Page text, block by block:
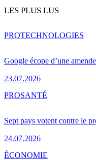
LES PLUS LUS
Google écope d’une
23.07.2026
PROTECHNOLOGIES
Sept pays votent contre le
24.07.2026
PROSANTÉ
ÉCONOMIE